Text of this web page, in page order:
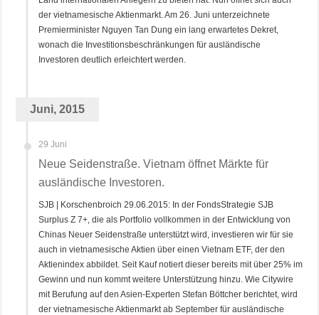
der vietnamesische Aktienmarkt. Am 26. Juni unterzeichnete
Premierminister Nguyen Tan Dung ein lang erwartetes Dekret,
wonach die Investitionsbeschränkungen für ausländische
Investoren deutlich erleichtert werden.
Juni, 2015
29 Juni
Neue Seidenstraße. Vietnam öffnet Märkte für
ausländische Investoren.
SJB | Korschenbroich 29.06.2015: In der FondsStrategie SJB
Surplus Z 7+, die als Portfolio vollkommen in der Entwicklung von
Chinas Neuer Seidenstraße unterstützt wird, investieren wir für sie
auch in vietnamesische Aktien über einen Vietnam ETF, der den
Aktienindex abbildet. Seit Kauf notiert dieser bereits mit über 25% im
Gewinn und nun kommt weitere Unterstützung hinzu. Wie Citywire
mit Berufung auf den Asien-Experten Stefan Böttcher berichtet, wird
der vietnamesische Aktienmarkt ab September für ausländische